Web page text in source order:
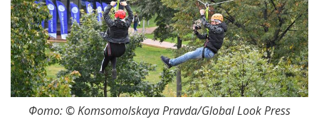
Фото: © Komsomolskaya Pravda/Global Look Press